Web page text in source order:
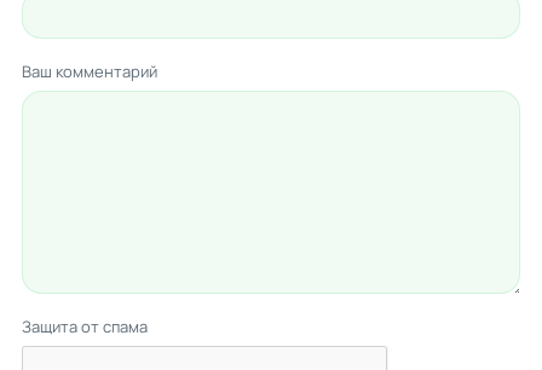
Ваш комментарий
Защита от спама